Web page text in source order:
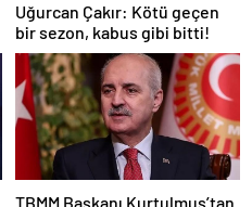
Uğurcan Çakır: Kötü geçen
bir sezon, kabus gibi bitti!
TBMM Başkanı Kurtulmuş’tan